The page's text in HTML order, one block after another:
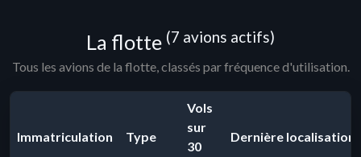
La flotte (7 avions actifs)
Tous les avions de la flotte, classés par fréquence d'utilisation.
Immatriculation Type
Vols
sur
30
Dernière localisation